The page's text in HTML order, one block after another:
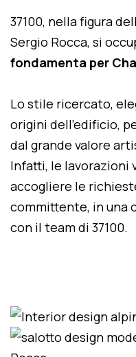
37100, nella figura
Sergio Rocca, si
fondamenta per
Lo stile ricercato,
origini dell'edificio,
dal grande valore
Infatti, le lavorazioni
accogliere le
committente, in una
con il team di 37100.